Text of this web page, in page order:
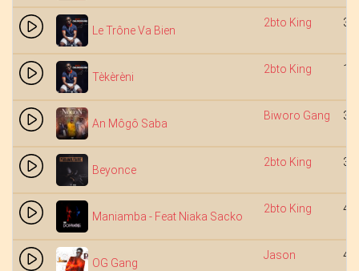
Le Trône Va Bien
2bto King
Tèkèrèni
2bto King
An Môgô Saba
Biworo Gang
Beyonce
2bto King
Maniamba - Feat Niaka Sacko
2bto King
OG Gang
Jason